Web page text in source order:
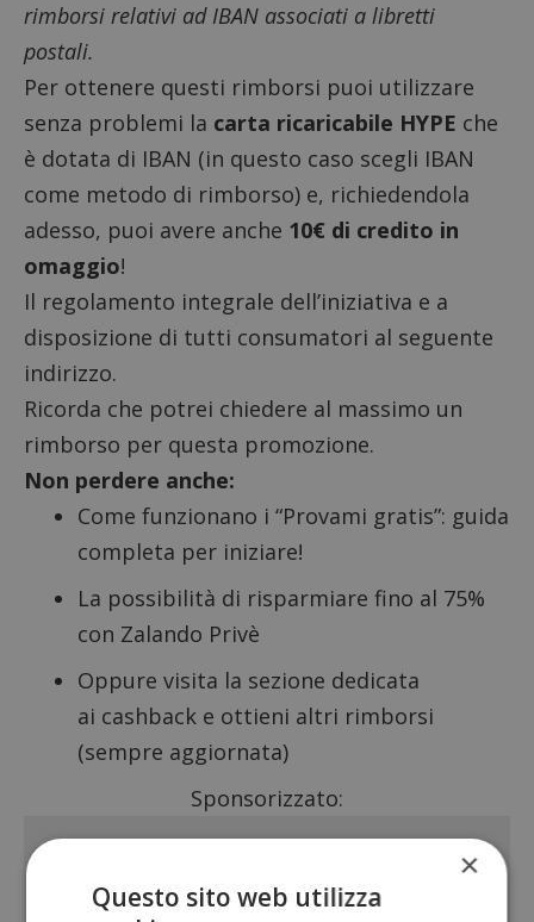
rimborsi relativi ad IBAN associati a libretti
postali.
Per ottenere questi rimborsi puoi utilizzare
senza problemi la carta ricaricabile HYPE che
è dotata di IBAN (in questo caso scegli IBAN
come metodo di rimborso) e, richiedendola
adesso, puoi avere anche 10€ di credito in
omaggio!
Il regolamento integrale dell’iniziativa e a
disposizione di tutti consumatori al seguente
indirizzo.
Ricorda che potrei chiedere al massimo un
rimborso per questa promozione.
Non perdere anche:
Come funzionano i “Provami gratis”: guida
completa per iniziare!
La possibilità di risparmiare fino al 75%
con Zalando Privè
Oppure visita la sezione dedicata
ai cashback e ottieni altri rimborsi
(sempre aggiornata)
Sponsorizzato:
×
Questo sito web utilizza